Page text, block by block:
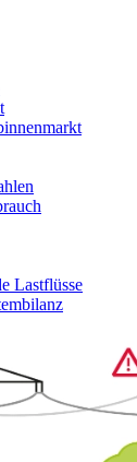
Lastflüsse